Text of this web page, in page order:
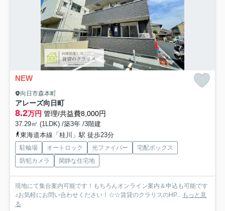
NEW
向日市森本町
アレーズ向日町
8.2万円 管理/共益費8,000円
37.29㎡ (1LDK) /築3年 /3階建
東海道本線「桂川」駅 徒歩23分
駐輪場 オートロック 光ファイバー
宅配ボックス
防犯カメラ
閑静な住宅地
現地にて集合案内可能です！もちろんオンライン案内＆申込も可能です
♪お気軽にお問い合わせください！☆☆賃貸のクラリスのHP... もっと見
る